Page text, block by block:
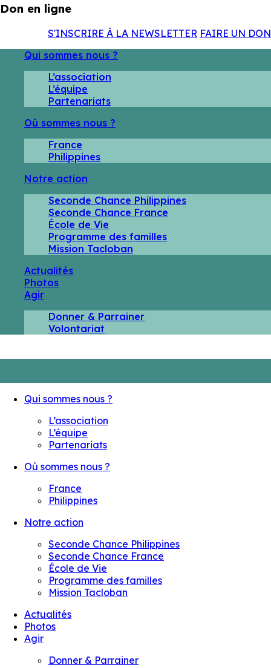
Don en ligne
S'INSCRIRE À LA NEWSLETTER FAIRE UN DON
Qui sommes nous ?
L’association
L’équipe
Partenariats
Où sommes nous ?
France
Philippines
Notre action
Seconde Chance Philippines
Seconde Chance France
École de Vie
Programme des familles
Mission Tacloban
Actualités
Photos
Agir
Donner & Parrainer
Volontariat
Qui sommes nous ?
L’association
L’équipe
Partenariats
Où sommes nous ?
France
Philippines
Notre action
Seconde Chance Philippines
Seconde Chance France
École de Vie
Programme des familles
Mission Tacloban
Actualités
Photos
Agir
Donner & Parrainer